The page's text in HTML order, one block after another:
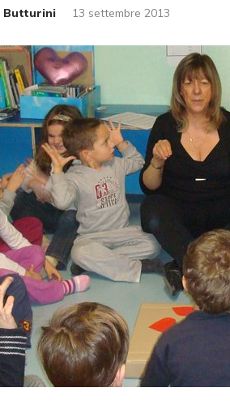
Butturini 13 settembre 2013